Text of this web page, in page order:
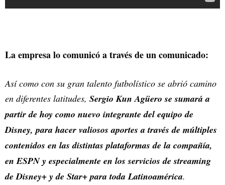
La empresa lo comunicó a través de un comunicado:
Así como con su gran talento futbolístico se abrió camino
en diferentes latitudes, Sergio Kun Agüero se sumará a
partir de hoy como nuevo integrante del equipo de
Disney, para hacer valiosos aportes a través de múltiples
contenidos en las distintas plataformas de la compañía,
en ESPN y especialmente en los servicios de streaming
de Disney+ y de Star+ para toda Latinoamérica.